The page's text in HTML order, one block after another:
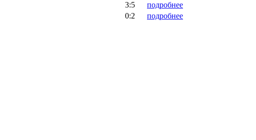
3:5
подробнее
0:2 подробнее